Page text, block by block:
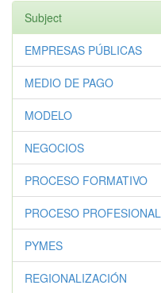
Subject
EMPRESAS PÚBLICAS
MEDIO DE PAGO
MODELO
NEGOCIOS
PROCESO FORMATIVO
PROCESO PROFESIONAL
PYMES
REGIONALIZACIÓN